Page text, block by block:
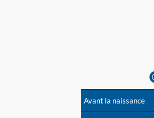
Avant la naissance